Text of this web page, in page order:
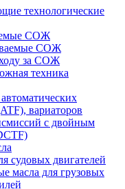
технологические
СОЖ
СОЖ
за СОЖ
техника
вариаторов
с двойным
судовых двигателей
масла для грузовых